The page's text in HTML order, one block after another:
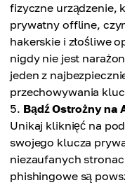
fizyczne urządzenie,
prywatny offline,
hakerskie i złośliwe
nigdy nie jest
jeden z
przechowywania
Bądź Ostrożny na
Unikaj kliknięć na
swojego klucza
niezaufanych
phishingowe są